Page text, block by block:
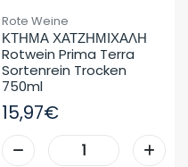
Rote Weine
ΚΤΗΜΑ ΧΑΤΖΗΜΙΧΑΛΗ
Rotwein Prima Terra
Sortenrein Trocken
750ml
15,97€